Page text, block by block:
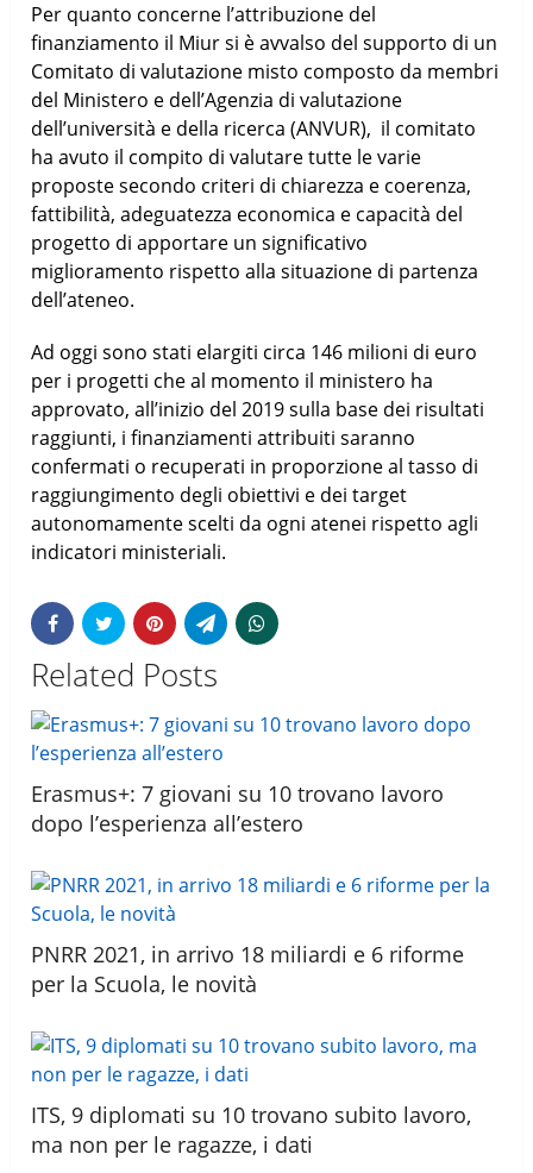
Per quanto concerne l’attribuzione del
finanziamento il Miur si è avvalso del supporto di un
Comitato di valutazione misto composto da membri
del Ministero e dell’Agenzia di valutazione
dell’università e della ricerca (ANVUR), il comitato
ha avuto il compito di valutare tutte le varie
proposte secondo criteri di chiarezza e coerenza,
fattibilità, adeguatezza economica e capacità del
progetto di apportare un significativo
miglioramento rispetto alla situazione di partenza
dell’ateneo.
Ad oggi sono stati elargiti circa 146 milioni di euro
per i progetti che al momento il ministero ha
approvato, all’inizio del 2019 sulla base dei risultati
raggiunti, i finanziamenti attribuiti saranno
confermati o recuperati in proporzione al tasso di
raggiungimento degli obiettivi e dei target
autonomamente scelti da ogni atenei rispetto agli
indicatori ministeriali.
Related Posts
Erasmus+: 7 giovani su 10 trovano lavoro
dopo l’esperienza all’estero
PNRR 2021, in arrivo 18 miliardi e 6 riforme
per la Scuola, le novità
ITS, 9 diplomati su 10 trovano subito lavoro,
ma non per le ragazze, i dati